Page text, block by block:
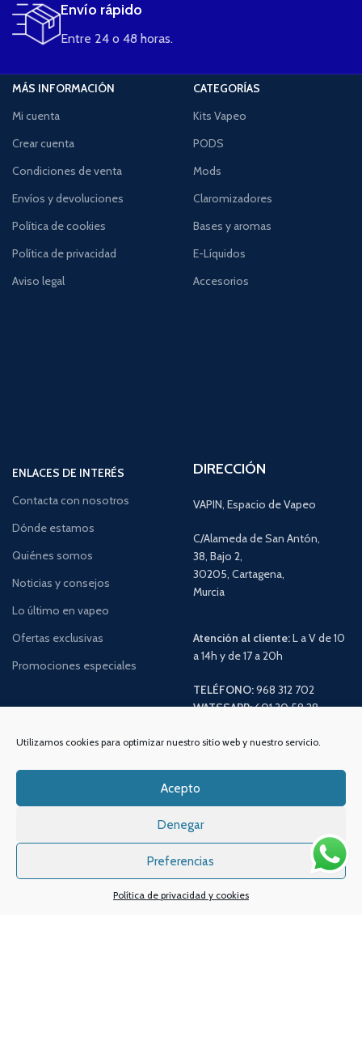
Utilizamos cookies para optimizar nuestro sitio web y nuestro servicio.
Acepto
Denegar
Preferencias
Política de privacidad y cookies
Envío rápido
Entre 24 o 48 horas.
MÁS INFORMACIÓN
Mi cuenta
Crear cuenta
Condiciones de venta
Envíos y devoluciones
Política de cookies
Política de privacidad
Aviso legal
CATEGORÍAS
Kits Vapeo
PODS
Mods
Claromizadores
Bases y aromas
E-Líquidos
Accesorios
ENLACES DE INTERÉS
Contacta con nosotros
Dónde estamos
Quiénes somos
Noticias y consejos
Lo último en vapeo
Ofertas exclusivas
Promociones especiales
DIRECCIÓN
VAPIN, Espacio de Vapeo
C/Alameda de San Antón,
38, Bajo 2,
30205, Cartagena,
Murcia
Atención al cliente:L a V de 10
a 14h y de 17 a 20h
TELÉFONO:968 312 702
WATSSAPP:601 30 58 28